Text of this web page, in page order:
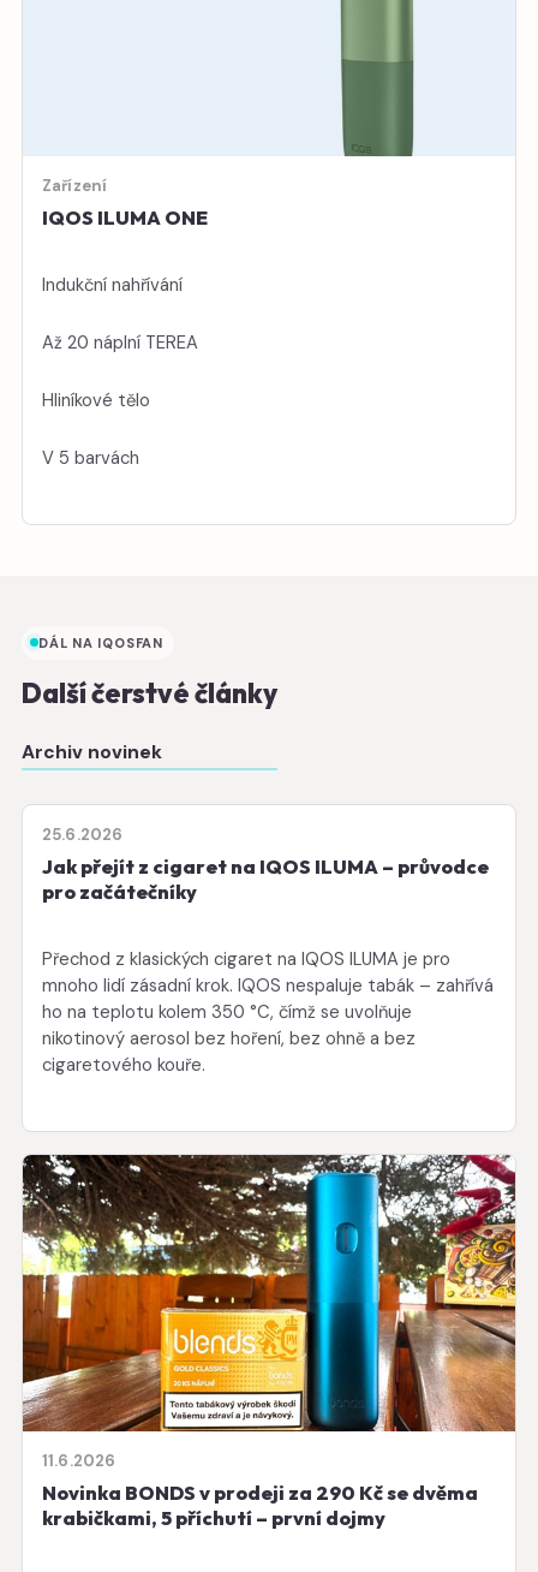
Zařízení
IQOS ILUMA ONE
Indukční nahřívání
Až 20 náplní TEREA
Hliníkové tělo
V 5 barvách
DÁL NA IQOSFAN
Další čerstvé články
Archiv novinek
25.6.2026
Jak přejít z cigaret na IQOS ILUMA – průvodce
pro začátečníky
Přechod z klasických cigaret na IQOS ILUMA je pro
mnoho lidí zásadní krok. IQOS nespaluje tabák – zahřívá
ho na teplotu kolem 350 °C, čímž se uvolňuje
nikotinový aerosol bez hoření, bez ohně a bez
cigaretového kouře.
11.6.2026
Novinka BONDS v prodeji za 290 Kč se dvěma
krabičkami, 5 příchutí – první dojmy